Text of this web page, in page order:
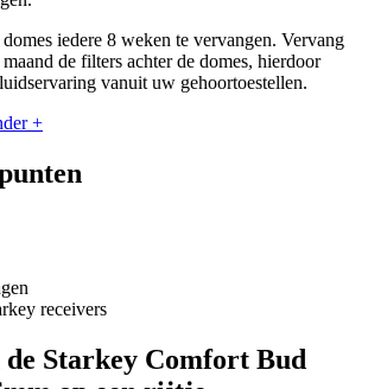
iedere 8 weken te vervangen. Vervang
de filters achter de domes, hierdoor
vanuit uw gehoortoestellen.
+
receivers
de Starkey Comfort Bud